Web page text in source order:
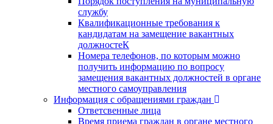
службу
Квалификационные требования к
кандидатам на замещение вакантных
должностеК
Номера телефонов, по которым можно
получить информацию по вопросу
замещения вакантных должностей в органе
местного самоуправления
Информация с обращениями граждан
Ответсвенные лица
Время приема граждан в органе местного